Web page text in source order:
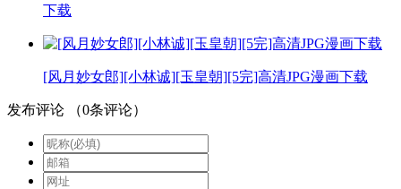
下载
[风月妙女郎][小林诚][玉皇朝][5完]高清JPG漫画下载
发布评论 （0条评论）